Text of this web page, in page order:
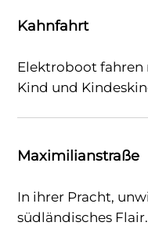
Kahnfahrt
Elektroboot
Kind und
Maximilianstraße
In ihrer Pracht,
südländisches